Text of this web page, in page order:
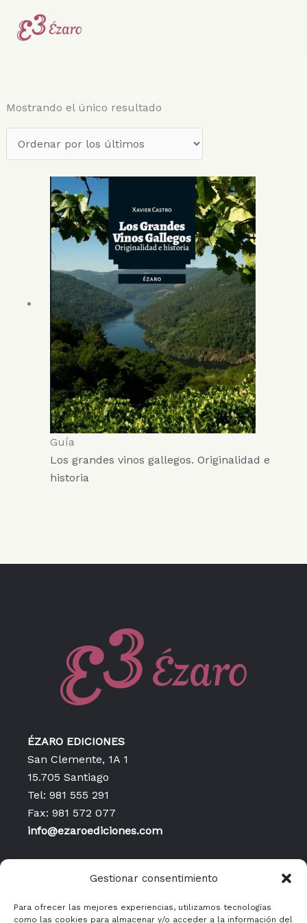
Gestionar consentimiento
Para ofrecer las mejores experiencias, utilizamos tecnologías
como las cookies para almacenar y/o acceder a la información del
contenido
Mostrando el único resultado
Guía
Los grandes vinos gallegos. Originalidad e
historia
ÉZARO EDICIONES
San Clemente, 1A 1
15.705 Santiago
Tel: 981 555 291
Fax: 981 572 077
info@ezaroediciones.com
Publicaciones